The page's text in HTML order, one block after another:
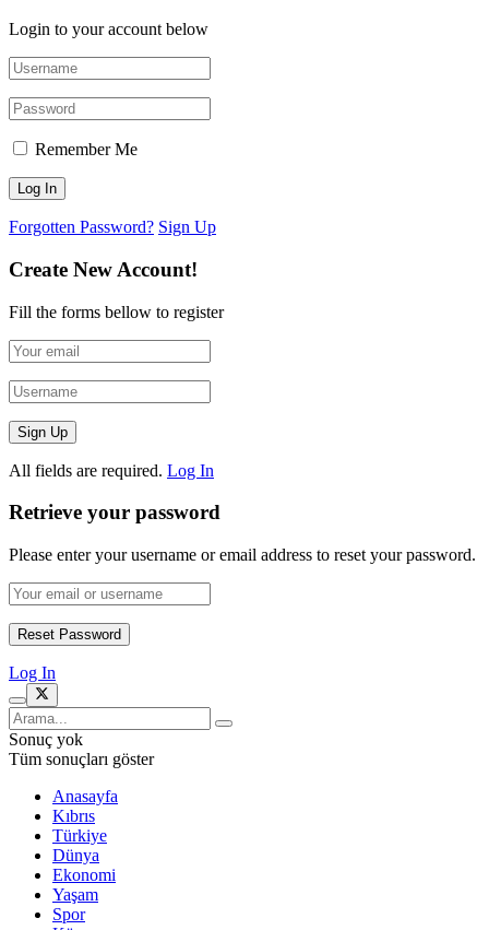
Login to your account below
Remember Me
Forgotten Password? Sign Up
Create New Account!
Fill the forms bellow to register
All fields are required. Log In
Retrieve your password
Please enter your username or email address to reset your password.
Log In
Sonuç yok
Tüm sonuçları göster
Anasayfa
Kıbrıs
Türkiye
Dünya
Ekonomi
Yaşam
Spor